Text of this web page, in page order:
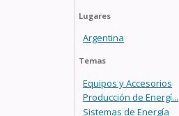
Lugares
Argentina
Temas
Equipos y Accesorios
Producción de Energí...
Sistemas de Energía